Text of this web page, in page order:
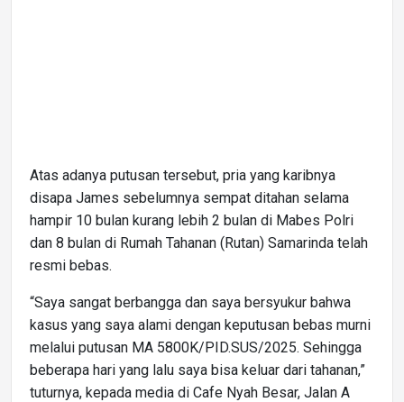
Atas adanya putusan tersebut, pria yang karibnya
disapa James sebelumnya sempat ditahan selama
hampir 10 bulan kurang lebih 2 bulan di Mabes Polri
dan 8 bulan di Rumah Tahanan (Rutan) Samarinda telah
resmi bebas.
“Saya sangat berbangga dan saya bersyukur bahwa
kasus yang saya alami dengan keputusan bebas murni
melalui putusan MA 5800K/PID.SUS/2025. Sehingga
beberapa hari yang lalu saya bisa keluar dari tahanan,”
tuturnya, kepada media di Cafe Nyah Besar, Jalan A